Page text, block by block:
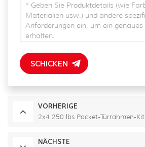
SCHICKEN
VORHERIGE
2x4 250 lbs Pocket-Türrahmen-Kit
NÄCHSTE